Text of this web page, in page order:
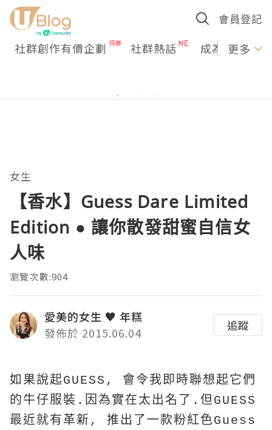
會員登記
社群創作有價企劃 社群熱話 成為U更多
女生
【香水】Guess Dare Limited
Edition ● 讓你散發甜蜜自信女
人味
瀏覽次數:904
愛美的女生 ♥ 年糕
發佈於 2015.06.04
追蹤
如果說起GUESS, 會令我即時聯想起它們
的牛仔服裝.因為實在太出名了.但GUESS
最近就有革新, 推出了一款粉紅色Guess